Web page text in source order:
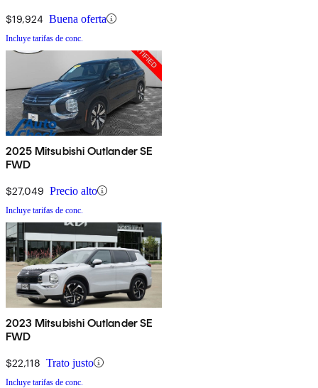
$19,924 Buena oferta
Incluye tarifas de conc.
2025 Mitsubishi Outlander SE
FWD
$27,049 Precio alto
Incluye tarifas de conc.
2023 Mitsubishi Outlander SE
FWD
$22,118 Trato justo
Incluye tarifas de conc.